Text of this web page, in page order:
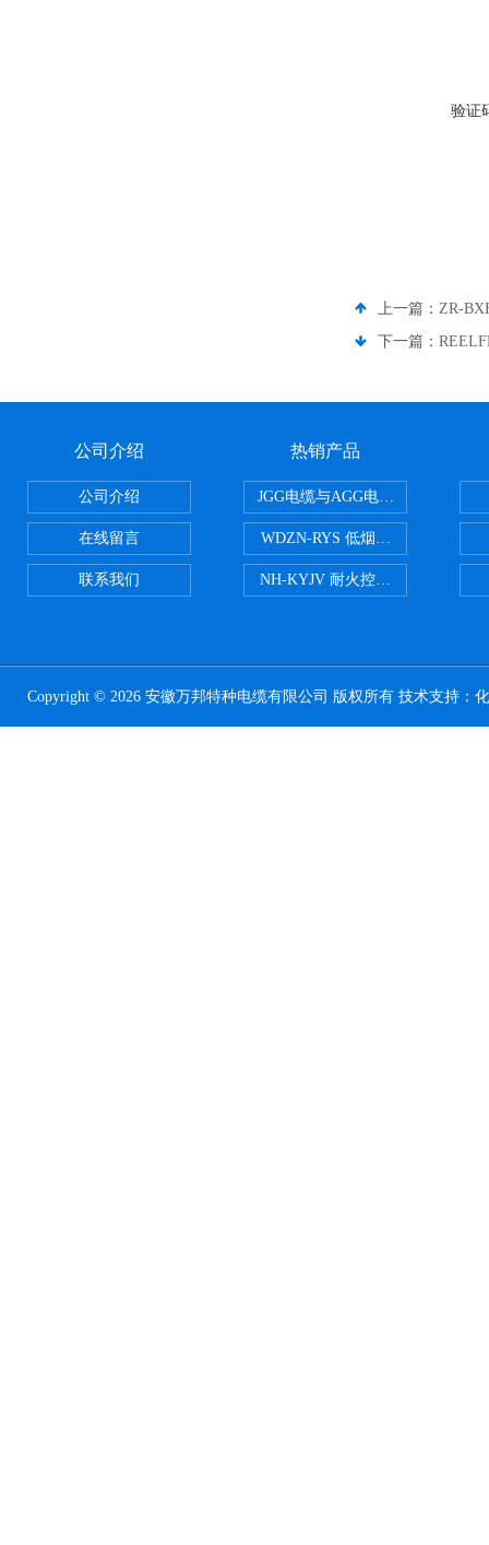
验证
上一篇： ZR-
下一篇：
公司介绍
公司介绍
在线留言
联系我们
热销产品
JGG电缆与AGG电缆有什么区别
WDZN-RYS 低烟无卤耐火双绞线
NH-KYJV 耐火控制电缆
Copyright © 2026 安徽万邦特种电缆有限公司 版权所有 技术支持：